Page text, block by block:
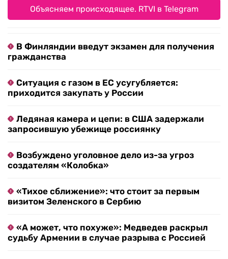
Объясняем происходящее. RTVI в Telegram
В Финляндии введут экзамен для получения
гражданства
Ситуация с газом в ЕС усугубляется:
приходится закупать у России
Ледяная камера и цепи: в США задержали
запросившую убежище россиянку
Возбуждено уголовное дело из-за угроз
создателям «Колобка»
«Тихое сближение»: что стоит за первым
визитом Зеленского в Сербию
«А может, что похуже»: Медведев раскрыл
судьбу Армении в случае разрыва с Россией